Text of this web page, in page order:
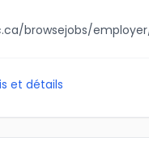
et détails